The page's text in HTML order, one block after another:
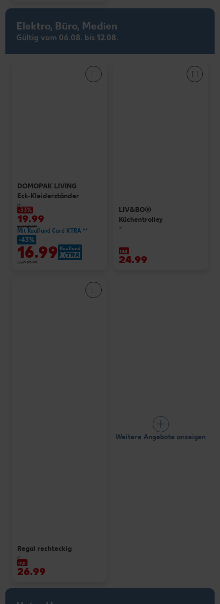
Elektro, Büro, Medien
Gültig vom 06.08. bis 12.08.
DOMOPAK LIVING
Eck-Kleiderständer
je
-33%
19.99
UVP 29.99
Mit Kaufland Card XTRA **
-43%
16.99
UVP 29.99
LIV&BO®
Küchentrolley
je
nur
24.99
Regal rechteckig
je
nur
26.99
Weitere Angebote anzeigen